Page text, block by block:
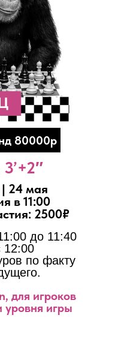
до 11:40
12:00
по факту
для игроков
уровня игры
24 мая
в 11:00
2500₽
80000р